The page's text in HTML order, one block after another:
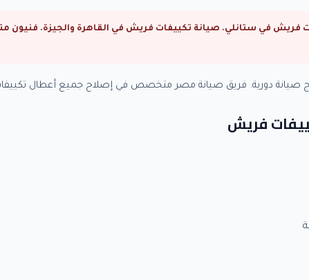
صيانة دورية. فريق صيانة مصر متخصص في إصلاح جميع أعطال
فريش